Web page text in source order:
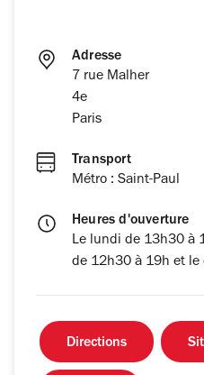
Adresse
7 rue Malher
4e
Paris
Transport
Métro : Saint-Paul
Heures d'ouverture
Le lundi de 13h30 à
de 12h30 à 19h et le
Directions